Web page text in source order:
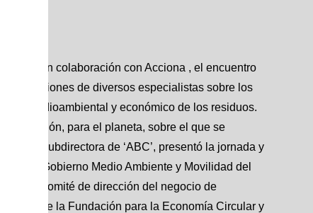
en colaboración con Acciona , el encuentro
de opiniones de diversos especialistas sobre los
medioambiental y económico de los residuos.
extensión, para el planeta, sobre el que se
, subdirectora de ‘ABC’, presentó la jornada y
de Gobierno Medio Ambiente y Movilidad del
del comité de dirección del negocio de
de la Fundación para la Economía Circular y